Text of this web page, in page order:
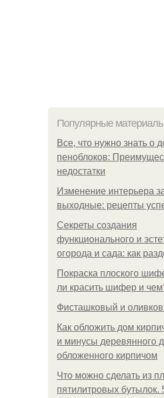
Популярные
Все, что нужно знать о
пеноблоков:
недостатки
Изменение интерьера
выходные: рецепты
Секреты создания
функционального и
огорода и сада: как
Покраска плоского
ли красить шифер и
Фисташковый и
Как обложить дом
и минусы деревянного
обложенного кирпичом
Что можно сделать из
пятилитровых бутылок.